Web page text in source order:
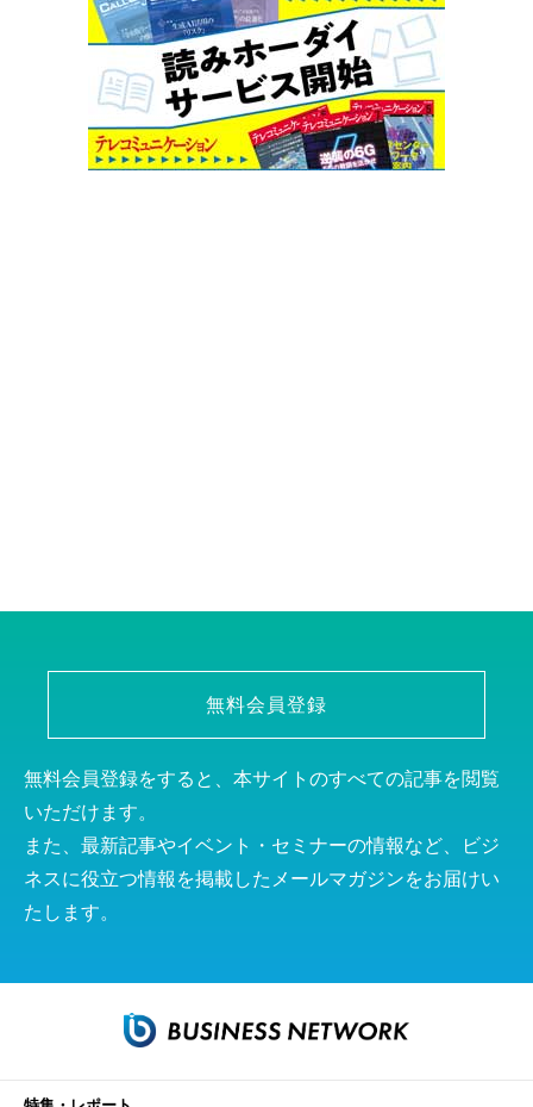
無料会員登録
無料会員登録をすると、本サイトのすべての記事を閲覧
いただけます。
また、最新記事やイベント・セミナーの情報など、ビジ
ネスに役立つ情報を掲載したメールマガジンをお届けい
たします。